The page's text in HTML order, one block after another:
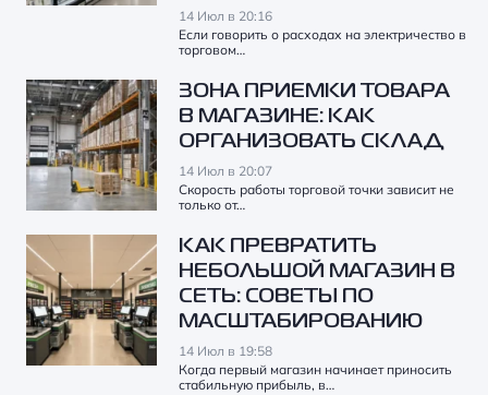
14 Июл в 20:16
Если говорить о расходах на электричество в
торговом…
ЗОНА ПРИЕМКИ ТОВАРА
В МАГАЗИНЕ: КАК
ОРГАНИЗОВАТЬ СКЛАД
14 Июл в 20:07
Скорость работы торговой точки зависит не
только от…
КАК ПРЕВРАТИТЬ
НЕБОЛЬШОЙ МАГАЗИН В
СЕТЬ: СОВЕТЫ ПО
МАСШТАБИРОВАНИЮ
14 Июл в 19:58
Когда первый магазин начинает приносить
стабильную прибыль, в…